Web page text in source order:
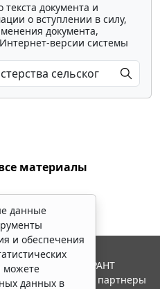
текста документа и
о вступлении в силу,
документа,
версии системы
материалы
данные
и обеспечения
можете
данных в
2026. Система ГАРАНТ
"Гарант" и ее партнеры